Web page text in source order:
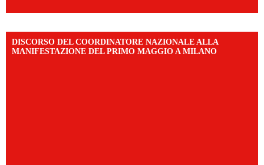
DISCORSO DEL COORDINATORE NAZIONALE ALLA
MANIFESTAZIONE DEL PRIMO MAGGIO A MILANO